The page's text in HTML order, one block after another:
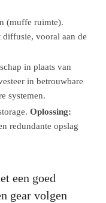
(muffe ruimte).
diffusie, vooral aan de
in plaats van
in betrouwbare
systemen.
Oplossing:
redundante opslag
een goed
gear volgen